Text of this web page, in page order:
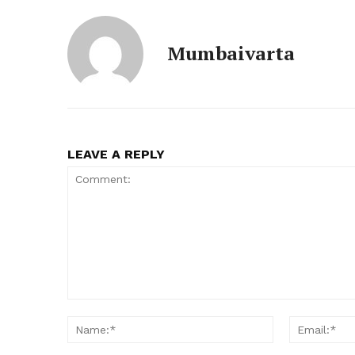
Mumbaivarta
LEAVE A REPLY
Name:*